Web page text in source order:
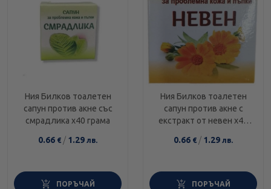
Ния Билков тоалетен
сапун против акне със
смрадлика х40 грама
0.66 € / 1.29 лв.
ПОРЪЧАЙ
Ния Билков тоалетен
сапун против акне с
екстракт от невен х40
0.66 € / 1.29 лв.
ПОРЪЧАЙ